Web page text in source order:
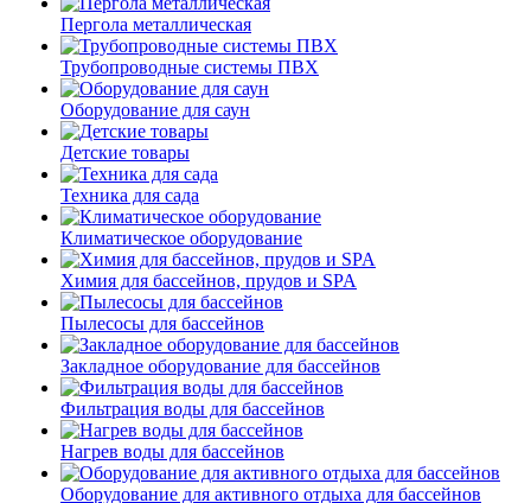
Пергола металлическая
Трубопроводные системы ПВХ
Оборудование для саун
Детские товары
Техника для сада
Климатическое оборудование
Химия для бассейнов, прудов и SPA
Пылесосы для бассейнов
Закладное оборудование для бассейнов
Фильтрация воды для бассейнов
Нагрев воды для бассейнов
Оборудование для активного отдыха для бассейнов